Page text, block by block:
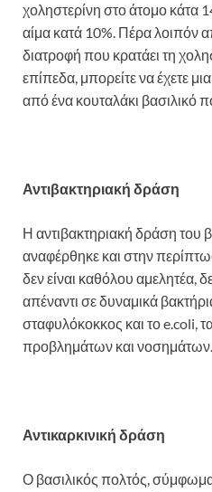
χοληστερίνη στο άτομο κάτα
αίμα κατά 10%. Πέρα λοιπόν
διατροφή που κρατάει τη
επίπεδα, μπορείτε να έχετε
από ένα κουταλάκι βασιλικό
Αντιβακτηριακή δράση
Η αντιβακτηριακή δράση του
αναφέρθηκε και στην
δεν είναι καθόλου αμελητέα,
απέναντι σε δυναμικά
σταφυλόκοκκος και το e.coli,
προβλημάτων και νοσημάτων.
Αντικαρκινική δράση
Ο βασιλικός πολτός,